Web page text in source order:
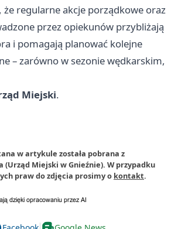
że regularne akcje porządkowe oraz
przez opiekunów przybliżają
i pomagają planować kolejne
– zarówno w sezonie wędkarskim,
Miejski.
w artykule została pobrana z
(Urząd Miejski w Gnieźnie). W przypadku
praw do zdjęcia prosimy o kontakt.